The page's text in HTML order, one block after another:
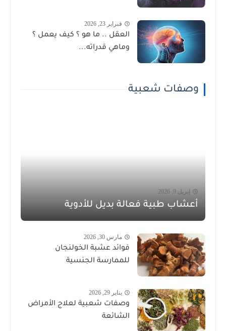
فبراير 23, 2026
العقل .. ما هو ؟ كيف يعمل ؟
وماهي قدراته...
وصفات شعبية
إبريل 9, 2026
أعشاب طبية فعالة بديل للأدوية
مارس 30, 2026
فوائد عشبة الخولنجان
للممارسة الجنسية
يناير 29, 2026
وصفات شعبية لعلاج الأمراض
الشائعة